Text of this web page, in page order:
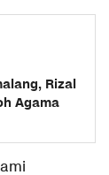
Rizal
Agama